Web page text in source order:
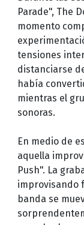
Parade", The
momento
tensiones
distanciarse
había
mientras el
sonoras.
En medio de
aquella
Push". La
improvisando
banda se